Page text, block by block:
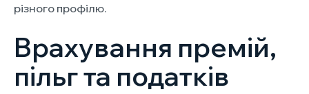
різного профілю.
Врахування премій,
пільг та податків